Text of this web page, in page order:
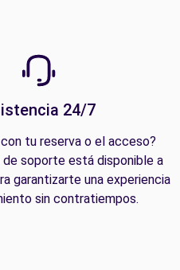
24/7
tu reserva o el acceso?
soporte está disponible a
garantizarte una experiencia
sin contratiempos.